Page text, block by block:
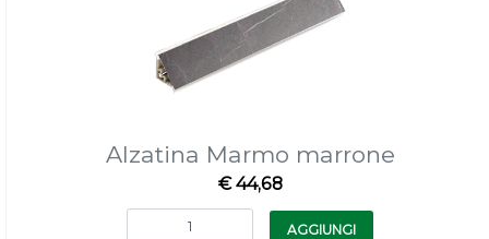
Alzatina Marmo marrone
€ 44,68
Quantità
AGGIUNGI